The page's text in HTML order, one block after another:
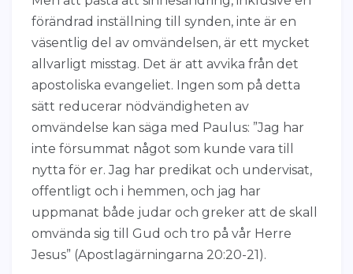
förändrad inställning till synden, inte är en
väsentlig del av omvändelsen, är ett mycket
allvarligt misstag. Det är att avvika från det
apostoliska evangeliet. Ingen som på detta
sätt reducerar nödvändigheten av
omvändelse kan säga med Paulus: ”Jag har
inte försummat något som kunde vara till
nytta för er. Jag har predikat och undervisat,
offentligt och i hemmen, och jag har
uppmanat både judar och greker att de skall
omvända sig till Gud och tro på vår Herre
Jesus” (Apostlagärningarna 20:20-21).